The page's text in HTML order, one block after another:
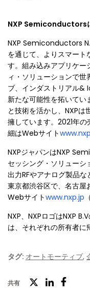
NXP Semiconductors
NXP Semiconductors
を通じて、よりスマート
す。組み込みアプリケー
ィ・ソリューションで世
ブ、インダストリアル&
新たな可能性を拓いて
と技術を活かし、NXP
擁しています。2021年
細はWebサイト
NXPジャパンはNXP
セッシング・ソリュー
出力RFやアナログ製品
東京都渋谷区で、名古屋
Webサイトwww.nxp.jp
NXP、NXPロゴはNXP
は、それぞれの所有者
タグ: オートモーティブ,
共有
ツ